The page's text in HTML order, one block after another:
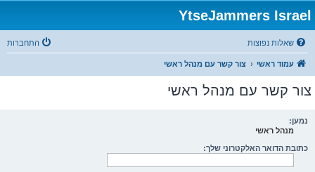
YtseJammers Israel
שאלות נפוצות התחברות
עמוד ראשי צור קשר עם מנהל ראשי
צור קשר עם מנהל ראשי
נמען:
מנהל ראשי
כתובת הדואר האלקטרוני שלך: